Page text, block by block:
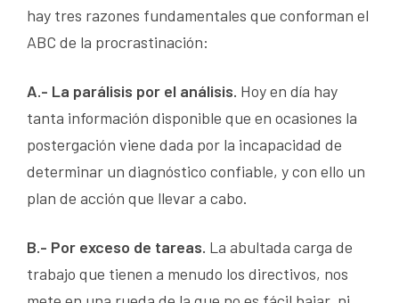
hay tres razones fundamentales que conforman el
ABC de la procrastinación:
A.- La parálisis por el análisis. Hoy en día hay
tanta información disponible que en ocasiones la
postergación viene dada por la incapacidad de
determinar un diagnóstico confiable, y con ello un
plan de acción que llevar a cabo.
B.- Por exceso de tareas. La abultada carga de
trabajo que tienen a menudo los directivos, nos